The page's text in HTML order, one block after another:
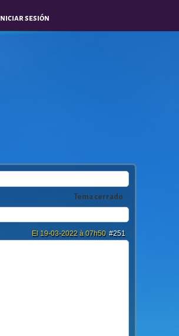
Iniciar sesión
Tema cerrado
#251
El 19-03-2022 à 07h50